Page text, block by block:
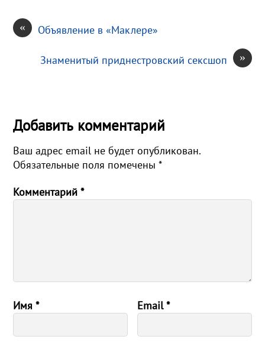
m
a
i
l
l
п
ь
« Объявление в «Маклере»
»
Знаменитый приднестровский сексшоп
Добавить комментарий
Ваш адрес email не будет опубликован.
Обязательные поля помечены*
Комментарий*
Имя* Email*